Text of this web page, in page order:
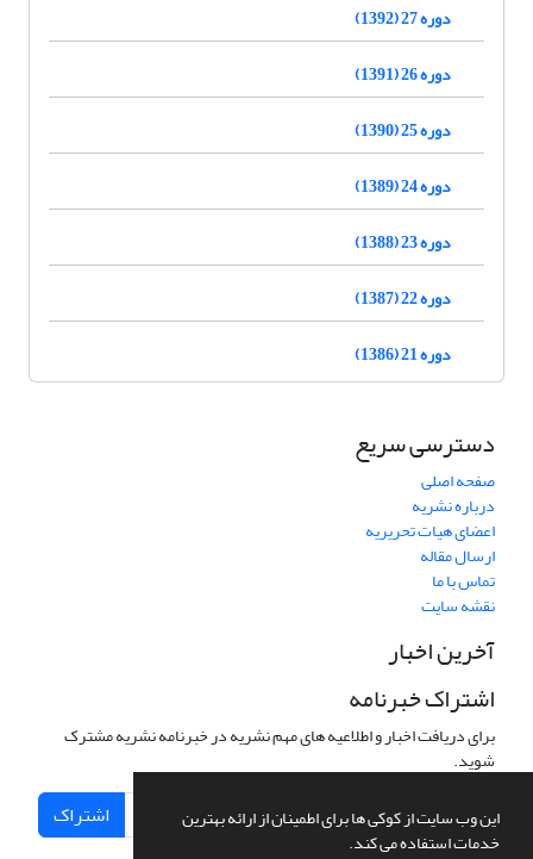
این وب سایت از کوکی ها برای اطمینان از ارائه بهترین
خدمات استفاده می کند.
دوره 27 (1392)
دوره 26 (1391)
دوره 25 (1390)
دوره 24 (1389)
دوره 23 (1388)
دوره 22 (1387)
دوره 21 (1386)
دسترسی سریع
صفحه اصلی
درباره نشریه
اعضای هیات تحریریه
ارسال مقاله
تماس با ما
نقشه سایت
آخرین اخبار
اشتراک خبرنامه
برای دریافت اخبار و اطلاعیه های مهم نشریه در خبرنامه نشریه مشترک
شوید.
اشتراک